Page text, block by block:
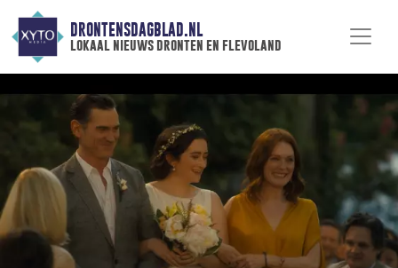
DRONTENSDAGBLAD.NL
lokaal nieuws dronten en flevoland